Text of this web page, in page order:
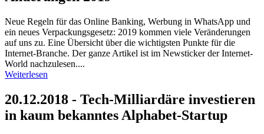
Neue Regeln für das Online Banking, Werbung in WhatsApp und
ein neues Verpackungsgesetz: 2019 kommen viele Veränderungen
auf uns zu. Eine Übersicht über die wichtigsten Punkte für die
Internet-Branche. Der ganze Artikel ist im Newsticker der Internet-
World nachzulesen....
Weiterlesen
20.12.2018 - Tech-Milliardäre investieren
in kaum bekanntes Alphabet-Startup